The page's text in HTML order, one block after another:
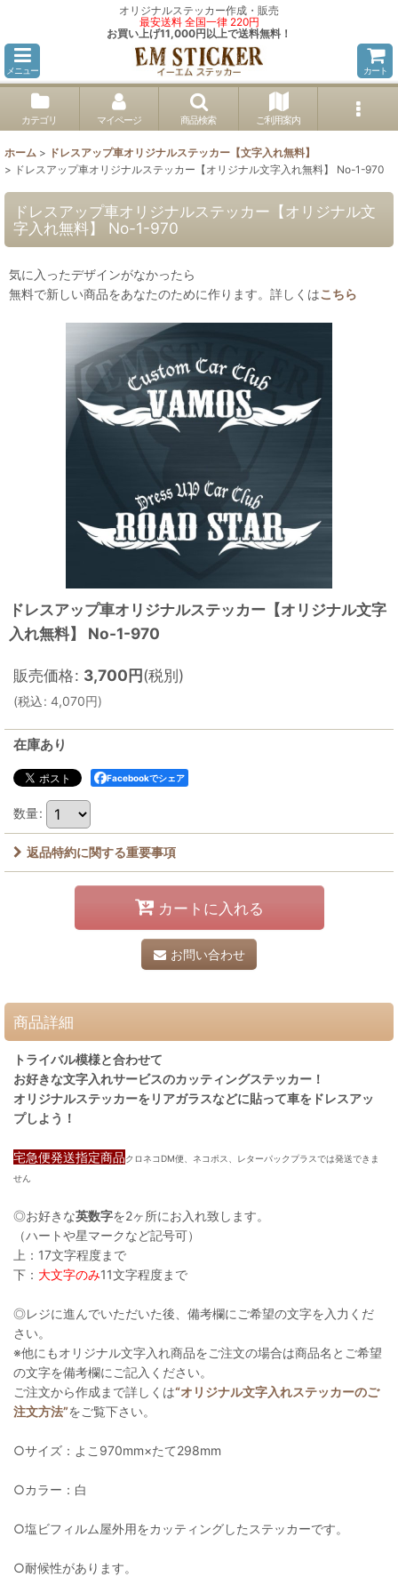
オリジナルステッカー作成・販売
最安送料 全国一律 220円
お買い上げ11,000円以上で送料無料！
メニュー カート
カテゴリ マイページ 商品検索 ご利用案内
ホーム > ドレスアップ車オリジナルステッカー【文字入れ無料】
> ドレスアップ車オリジナルステッカー【オリジナル文字入れ無料】 No-1-970
ドレスアップ車オリジナルステッカー【オリジナル文
字入れ無料】 No-1-970
気に入ったデザインがなかったら
無料で新しい商品をあなたのために作ります。詳しくはこちら
ドレスアップ車オリジナルステッカー【オリジナル文字
入れ無料】 No-1-970
販売価格: 3,700円(税別)
(税込: 4,070円)
在庫あり
Facebookでシェア
数量:
返品特約に関する重要事項
カートに入れる
お問い合わせ
商品詳細
トライバル模様と合わせて
お好きな文字入れサービスのカッティングステッカー！
オリジナルステッカーをリアガラスなどに貼って車をドレスアッ
プしよう！
宅急便発送指定商品クロネコDM便、ネコポス、レターパックプラスでは発送できま
せん
◎お好きな英数字を2ヶ所にお入れ致します。
（ハートや星マークなど記号可）
上：17文字程度まで
下： 大文字のみ11文字程度まで
◎レジに進んでいただいた後、備考欄にご希望の文字を入力くだ
さい。
※他にもオリジナル文字入れ商品をご注文の場合は商品名とご希望
の文字を備考欄にご記入ください。
ご注文から作成まで詳しくは“オリジナル文字入れステッカーのご
注文方法”をご覧下さい。
○サイズ：よこ970mm×たて298mm
○カラー：白
○塩ビフィルム屋外用をカッティングしたステッカーです。
○耐候性があります。